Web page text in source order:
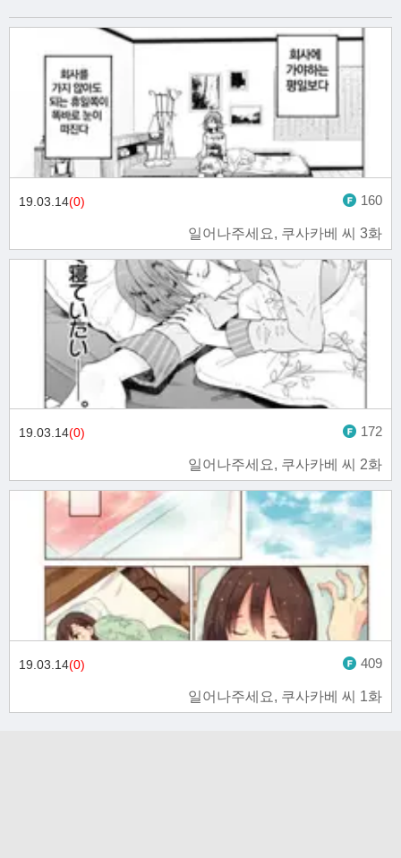
일어나주세요, 쿠사카베 씨 3화
19.03.14(0) 160
일어나주세요, 쿠사카베 씨 2화
19.03.14(0) 172
일어나주세요, 쿠사카베 씨 1화
19.03.14(0) 409